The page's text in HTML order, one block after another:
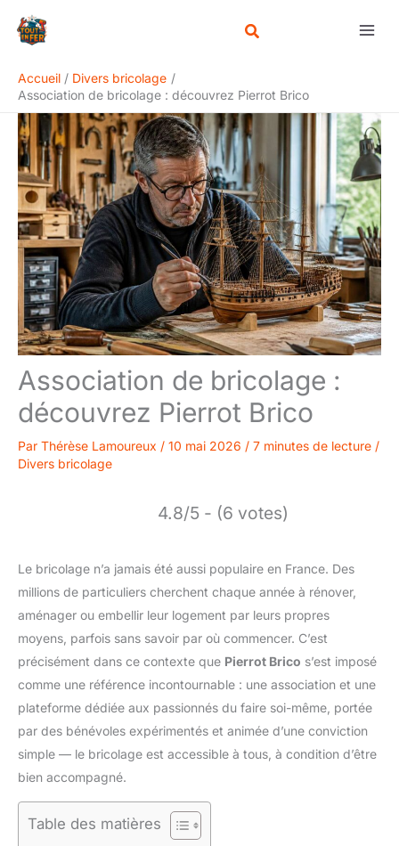
Accueil
Divers bricolage
Association de bricolage : découvrez Pierrot Brico
Association de bricolage :
découvrez Pierrot Brico
Par Thérèse Lamoureux / 10 mai 2026 / 7 minutes de lecture /
Divers bricolage
4.8/5 - (6 votes)
Le bricolage n’a jamais été aussi populaire en France. Des
millions de particuliers cherchent chaque année à rénover,
aménager ou embellir leur logement par leurs propres
moyens, parfois sans savoir par où commencer. C’est
précisément dans ce contexte que Pierrot Brico s’est imposé
comme une référence incontournable : une association et une
plateforme dédiée aux passionnés du faire soi-même, portée
par des bénévoles expérimentés et animée d’une conviction
simple — le bricolage est accessible à tous, à condition d’être
bien accompagné.
Table des matières